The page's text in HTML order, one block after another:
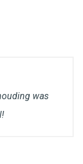
was